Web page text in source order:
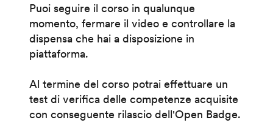
Puoi seguire il corso in qualunque
momento, fermare il video e controllare la
dispensa che hai a disposizione in
piattaforma.
Al termine del corso potrai effettuare un
test di verifica delle competenze acquisite
con conseguente rilascio dell'Open Badge.